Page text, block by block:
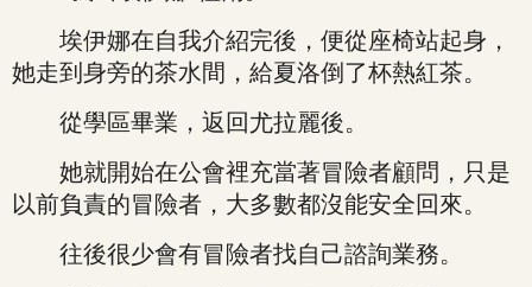
埃伊娜在自我介紹完後，便從座椅站起身，
她走到身旁的茶水間，給夏洛倒了杯熱紅茶。
從學區畢業，返回尤拉麗後。
她就開始在公會裡充當著冒險者顧問，只是
以前負責的冒險者，大多數都沒能安全回來。
往後很少會有冒險者找自己諮詢業務。